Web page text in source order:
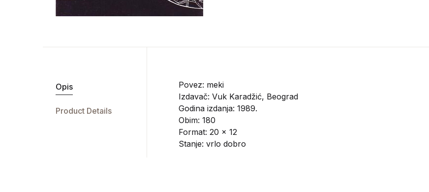
Opis
Product Details
Povez: meki
Izdavač: Vuk Karadžić, Beograd
Godina izdanja: 1989.
Obim: 180
Format: 20 x 12
Stanje: vrlo dobro